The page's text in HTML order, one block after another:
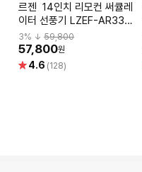
르젠 14인치 리모컨 써큘레
이터 선풍기 LZEF-AR330
[7엽날개/15시간타이머/10
단계높이조절]
3% ↓ 59,800
57,800원
별 4.6 (128)